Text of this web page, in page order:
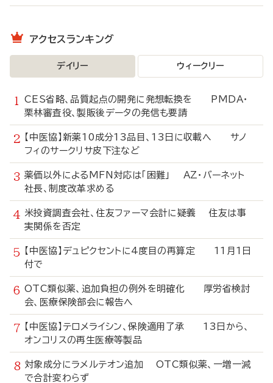
アクセスランキング
デイリー ウィークリー
CES省略、品質起点の開発に発想転換を PMDA・
栗林審査役、製販後データの発信も要請
【中医協】新薬10成分13品目、13日に収載へ サノ
フィのサークリサ皮下注など
薬価以外によるMFN対応は「困難」 AZ・バーネット
社長、制度改革求める
米投資調査会社、住友ファーマ会計に疑義 住友は事
実関係を否定
【中医協】デュピクセントに4度目の再算定 11月1日
付で
OTC類似薬、追加負担の例外を明確化 厚労省検討
会、医療保険部会に報告へ
【中医協】テロメライシン、保険適用了承 13日から、
オンコリスの再生医療等製品
対象成分にラメルテオン追加 OTC類似薬、一増一減
で合計変わらず